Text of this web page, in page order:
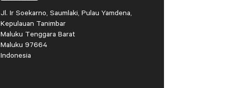
Jl. Ir Soekarno, Saumlaki, Pulau Yamdena,
Kepulauan Tanimbar
Maluku Tenggara Barat
Maluku 97664
Indonesia